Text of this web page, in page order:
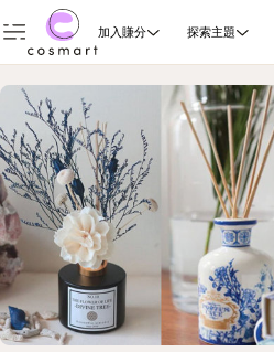
加入賺分 探索主題